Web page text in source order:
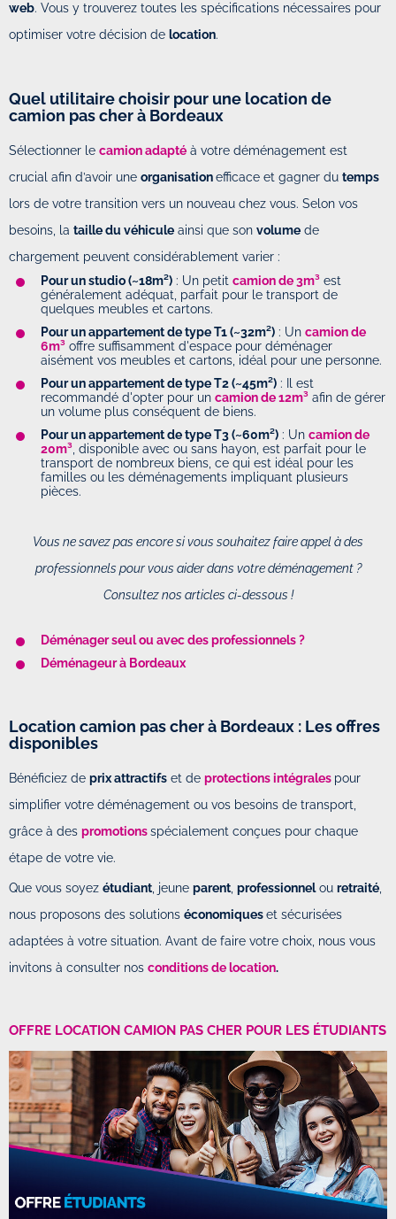
web. Vous y trouverez toutes les spécifications nécessaires pour
optimiser votre décision de location.
Quel utilitaire choisir pour une location de
camion pas cher à Bordeaux
Sélectionner le camion adapté à votre déménagement est
crucial afin d’avoir une organisationefficace et gagner du temps
lors de votre transition vers un nouveau chez vous. Selon vos
besoins, la taille du véhicule ainsi que son volume de
chargement peuvent considérablement varier :
Pour un studio (~18m²) : Un petit camion de 3m³ est
généralement adéquat, parfait pour le transport de
quelques meubles et cartons.
Pour un appartement de type T1 (~32m²) : Un camion de
6m³ offre suffisamment d'espace pour déménager
aisément vos meubles et cartons, idéal pour une personne.
Pour un appartement de type T2 (~45m²) : Il est
recommandé d'opter pour un camion de 12m³ afin de gérer
un volume plus conséquent de biens.
Pour un appartement de type T3 (~60m²) : Un camion de
20m³, disponible avec ou sans hayon, est parfait pour le
transport de nombreux biens, ce qui est idéal pour les
familles ou les déménagements impliquant plusieurs
pièces.
Vous ne savez pas encore si vous souhaitez faire appel à des
professionnels pour vous aider dans votre déménagement ?
Consultez nos articles ci-dessous !
Déménager seul ou avec des professionnels ?
Déménageur à Bordeaux
Location camion pas cher à Bordeaux : Les offres
disponibles
Bénéficiez de prix attractifs et de protections intégrales pour
simplifier votre déménagement ou vos besoins de transport,
grâce à des promotionsspécialement conçues pour chaque
étape de votre vie.
Que vous soyez étudiant, jeune parent, professionnelou retraité,
nous proposons des solutions économiqueset sécurisées
adaptées à votre situation. Avant de faire votre choix, nous vous
invitons à consulter nos conditions de location.
OFFRE LOCATION CAMION PAS CHER POUR LES ÉTUDIANTS